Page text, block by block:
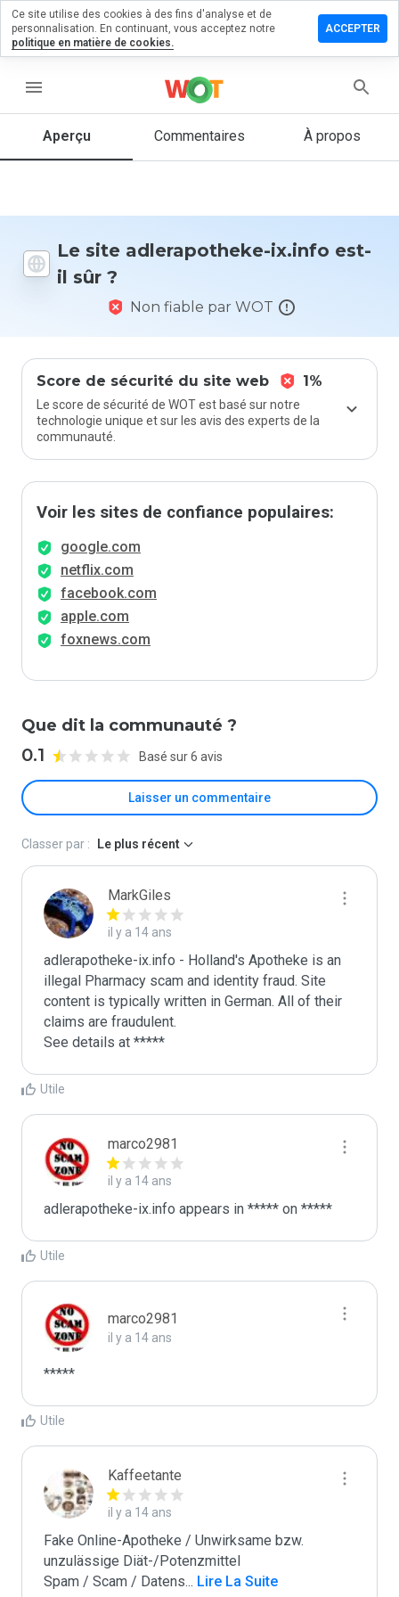
menu
Aperçu Commentaires À propos
Le site adlerapotheke-ix.info est-
il sûr ?
Non fiable par WOT
Score de sécurité du site web 1%
Le score de sécurité de WOT est basé sur notre
technologie unique et sur les avis des experts de la
communauté.
Voir les sites de confiance populaires:
google.com
netflix.com
facebook.com
apple.com
foxnews.com
Que dit la communauté ?
0.1 Basé sur 6 avis
Laisser un commentaire
un
note entre
donneriez-
vous à ce
site ?
Classer par : Le plus récent
MarkGiles
il y a 14 ans
adlerapotheke-ix.info - Holland's Apotheke is an
illegal Pharmacy scam and identity fraud. Site
content is typically written in German. All of their
claims are fraudulent.
See details at *****
Utile
marco2981
il y a 14 ans
Utile
marco2981
il y a 14 ans
*****
Utile
Kaffeetante
il y a 14 ans
Fake Online-Apotheke / Unwirksame bzw.
unzulässige Diät-/Potenzmittel
Spam / Scam / Datens... Lire La Suite
Ce site utilise des cookies à des fins d'analyse et de
personnalisation. En continuant, vous acceptez notre
politique en matière de cookies.
ACCEPTER